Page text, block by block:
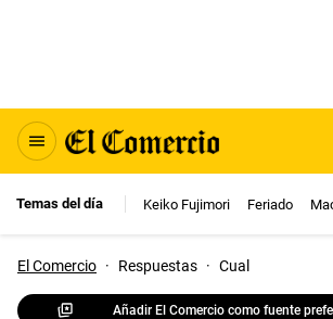
Temas del día Keiko Fujimori Feriado
El Comercio · Respuestas · Cual
Añadir El Comercio como fuente